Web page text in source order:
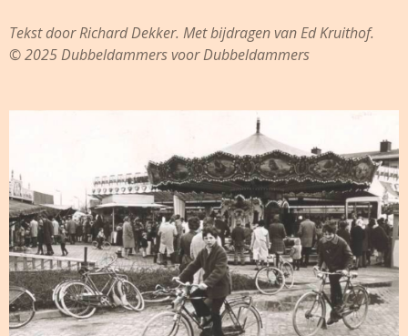
Tekst door Richard Dekker. Met bijdragen van Ed Kruithof.
© 2025 Dubbeldammers voor Dubbeldammers